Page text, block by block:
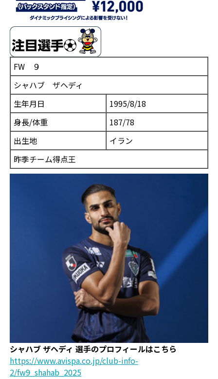
FW ９
シャハブ ザヘディ
生年月日
1995/8/18
身長/体重
187/78
出生地
イラン
昨季チーム得点王
シャハブ ザヘディ 選手のプロフィールはこちら
https://www.avispa.co.jp/club-info-
2/fw9_shahab_2025